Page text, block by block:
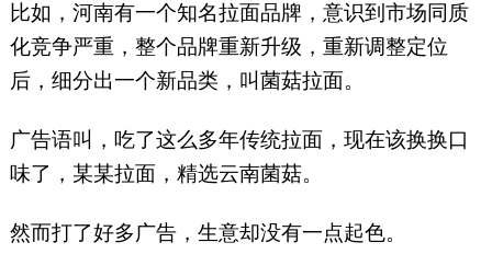
比如，河南有一个知名拉面品牌，意识到市场同质
化竞争严重，整个品牌重新升级，重新调整定位
后，细分出一个新品类，叫菌菇拉面。
广告语叫，吃了这么多年传统拉面，现在该换换口
味了，某某拉面，精选云南菌菇。
然而打了好多广告，生意却没有一点起色。